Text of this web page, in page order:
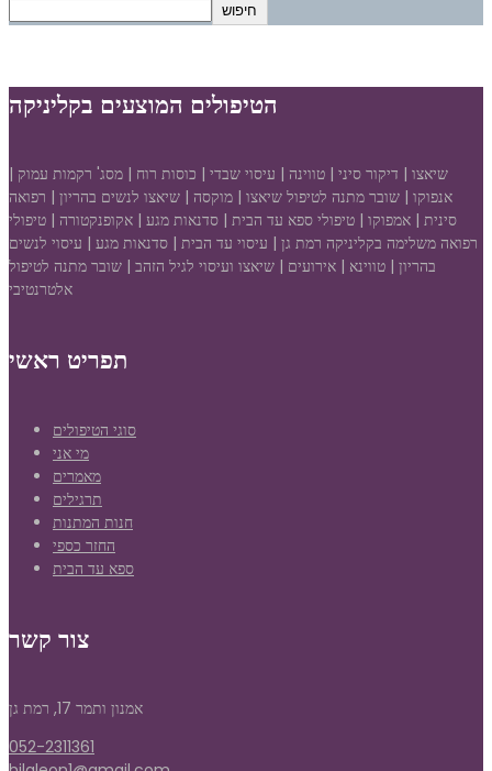
חיפוש
הטיפולים המוצעים בקליניקה
שיאצו | דיקור סיני | טווינה | עיסוי שבדי | כוסות רוח | מסג' רקמות עמוק |
אנפוקו | שובר מתנה לטיפול שיאצו | מוקסה | שיאצו לנשים בהריון | רפואה
סינית | אמפוקו | טיפולי ספא עד הבית | סדנאות מגע | אקופנקטורה | טיפולי
רפואה משלימה בקליניקה רמת גן | עיסוי עד הבית | סדנאות מגע | עיסוי לנשים
בהריון | טווינא | אירועים | שיאצו ועיסוי לגיל הזהב | שובר מתנה לטיפול
אלטרנטיבי
תפריט ראשי
סוגי הטיפולים
מי אני
מאמרים
תרגילים
חנות המתנות
החזר כספי
ספא עד הבית
צור קשר
אמנון ותמר 17, רמת גן
052-2311361